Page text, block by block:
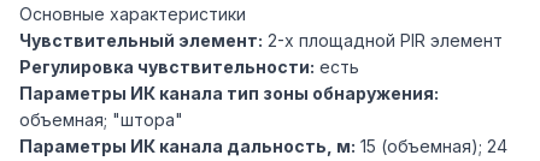
Основные характеристики
Чувствительный элемент: 2-х площадной PIR элемент
Регулировка чувствительности: есть
Параметры ИК канала тип зоны обнаружения:
объемная; "штора"
Параметры ИК канала дальность, м: 15 (объемная); 24